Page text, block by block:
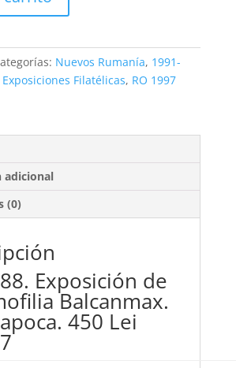
Nuevos Rumanía, 1991-
Exposiciones Filatélicas, RO 1997
adicional
(0)
Exposición de
Balcanmax.
450 Lei